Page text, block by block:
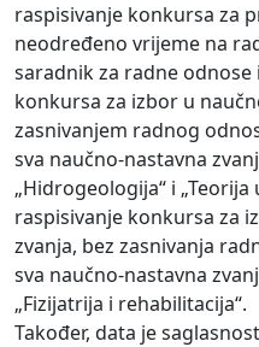
raspisivanje konkursa za
neodređeno vrijeme na
saradnik za radne
konkursa za izbor u
zasnivanjem radnog
sva naučno-nastavna
„Hidrogeologija“ i
raspisivanje konkursa za
zvanja, bez zasnivanja
sva naučno-nastavna
„Fizijatrija i rehabilitacija“.
Također, data je